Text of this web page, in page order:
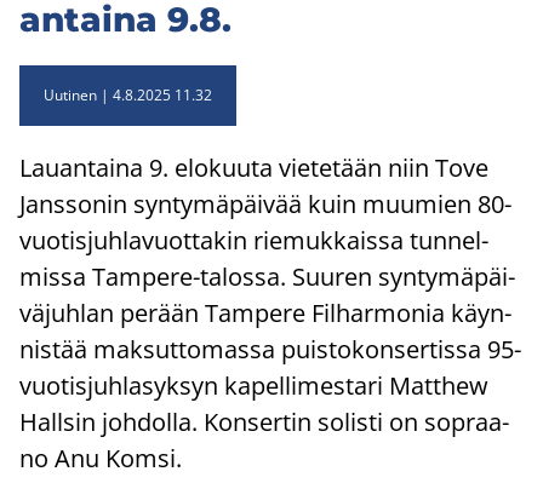
an­tai­na 9.8.
Uutinen 4.8.2025 11.32
Lau­an­tai­na 9. elo­kuu­ta vie­te­tään niin Tove
Jans­so­nin syn­ty­mä­päi­vää kuin muu­mien 80-​
vuotisjuhlavuottakin rie­muk­kais­sa tun­nel­
mis­sa Tampere-​talossa. Suu­ren syn­ty­mä­päi­
vä­juh­lan pe­rään Tam­pe­re Fil­har­mo­nia käyn­
nis­tää mak­sut­to­mas­sa puis­to­kon­ser­tis­sa 95-​
vuotisjuhlasyksyn ka­pel­li­mes­ta­ri Matthew
Hall­sin joh­dol­la. Kon­ser­tin so­lis­ti on sopraa­
no Anu Komsi.